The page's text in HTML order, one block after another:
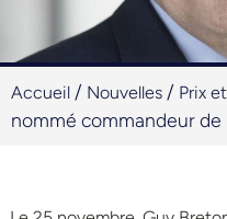
Accueil / Nouvelles / Prix
nommé commandeur de